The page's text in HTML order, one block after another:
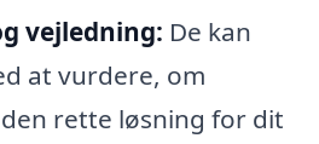
vejledning: De kan
at vurdere, om
rette løsning for dit